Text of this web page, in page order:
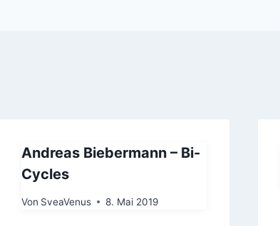
Andreas Biebermann – Bi-
Cycles
Von SveaVenus 8. Mai 2019